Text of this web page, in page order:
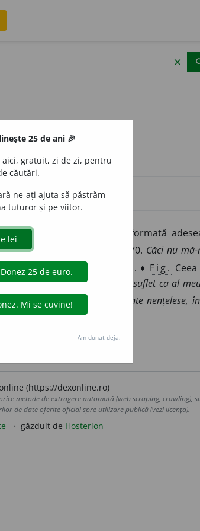
clear
concepție falsă (transformată
de eresuri. II 370. Căci nu
nseninară. EMINESCU, O. I 201. ♦ Fig.
Tu nu poți înțelege un biet suflet ca al
ochii plini d-eres, Dulci cuvinte nențelese,
(https://dexonline.ro)
metode de extragere automată (web scraping, crawling),
de date oferite oficial spre utilizare publică (vezi licența).
găzduit de Hosterion
25 de ani 🎉
gratuit, zi de zi, pentru
căutări.
ne-ați ajuta să păstrăm
tuturor și pe viitor.
Am donat deja.